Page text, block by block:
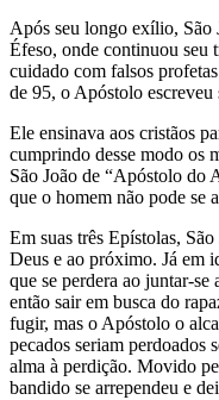
Após seu longo exílio, São
Éfeso, onde continuou seu
cuidado com falsos
de 95, o Apóstolo
Ele ensinava aos cristãos
cumprindo desse modo os
São João de “Apóstolo do
que o homem não pode se
Em suas três Epístolas,
Deus e ao próximo. Já em
que se perdera ao juntar-
então sair em busca do
fugir, mas o Apóstolo o
pecados seriam perdoados
alma à perdição. Movido
bandido se arrependeu e